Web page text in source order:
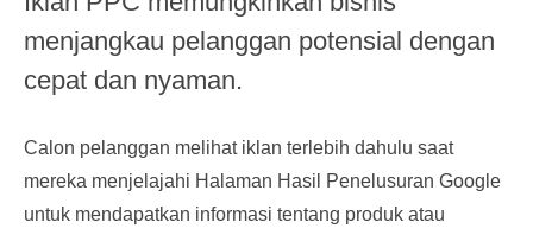
menjangkau pelanggan potensial dengan
cepat dan nyaman.
Calon pelanggan melihat iklan terlebih dahulu saat
mereka menjelajahi Halaman Hasil Penelusuran Google
untuk mendapatkan informasi tentang produk atau